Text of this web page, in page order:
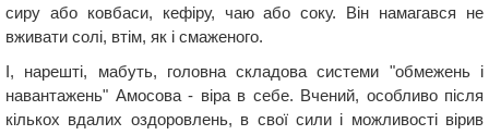
сиру або ковбаси, кефіру, чаю або соку. Він намагався не
вживати солі, втім, як і смаженого.
І, нарешті, мабуть, головна складова системи "обмежень і
навантажень" Амосова - віра в себе. Вчений, особливо після
кількох вдалих оздоровлень, в свої сили і можливості вірив